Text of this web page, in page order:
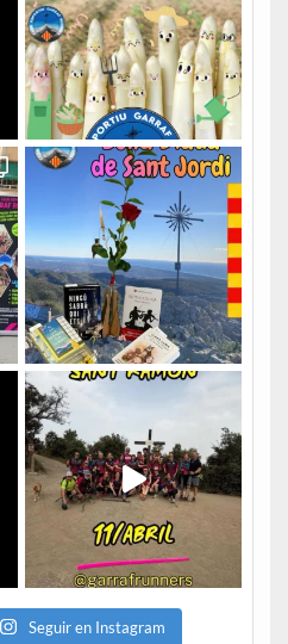
Seguir en Instagram